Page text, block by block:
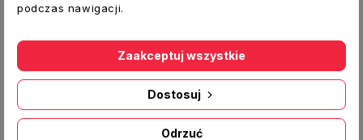
wymaga spoiwa np. w postaci kleju, lekka
Inne produkty w tej kategorii:
podczas nawigacji.
Odrzuć
Dostosuj
Zaakceptuj wszystkie